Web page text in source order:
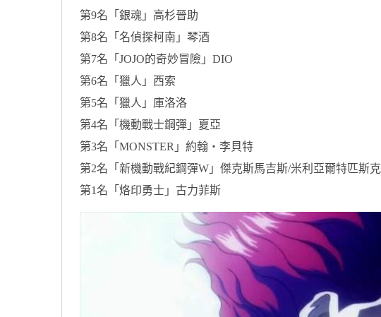
第9名「銀魂」高杉晉助
第8名「名偵探柯南」琴酒
第7名「JOJO的奇妙冒險」DIO
第6名「獵人」西索
第5名「獵人」庫洛洛
第4名「機動戰士鋼彈」夏亞
第3名「MONSTER」約翰・李貝特
第2名「新機動戰紀鋼彈W」傑克斯馬吉斯/米利亞爾特匹斯
第1名「烙印勇士」古力菲斯